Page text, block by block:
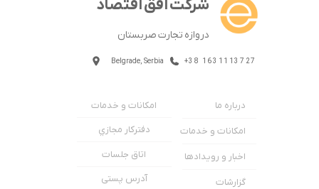
شرکت افق اقتصاد
دروازه تجارت صربستان
Belgrade, Serbia +38 1631113727
درباره ما
امکانات و خدمات
اخبار و رویدادها
گزارشات
امکانات و خدمات
دفترکار مجازي
اتاق جلسات
آدرس پستی